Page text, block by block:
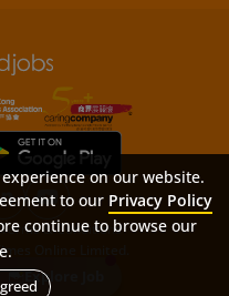
Explore Job
Online Limited.
Terms & Conditions
on our website.
to our Privacy Policy
continue to browse our